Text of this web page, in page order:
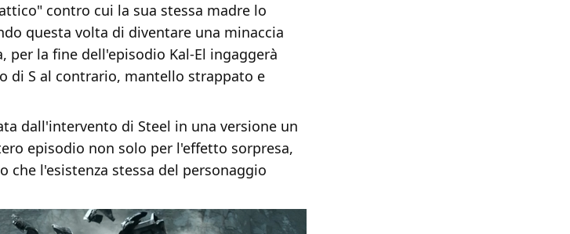
contro cui la sua stessa madre lo
questa volta di diventare una minaccia
per la fine dell'episodio Kal-El ingaggerà
di S al contrario, mantello strappato e
dall'intervento di Steel in una versione un
episodio non solo per l'effetto sorpresa,
che l'esistenza stessa del personaggio